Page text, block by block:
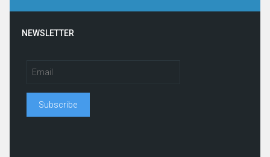
NEWSLETTER